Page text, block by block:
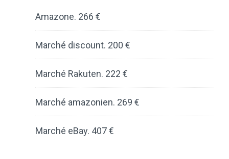
Amazone. 266 €
Marché discount. 200 €
Marché Rakuten. 222 €
Marché amazonien. 269 ​​€
Marché eBay. 407 €